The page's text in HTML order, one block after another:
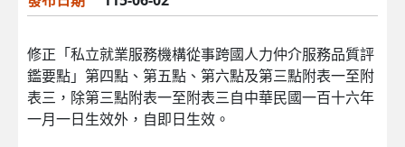
修正「私立就業服務機構從事跨國人力仲介服務品質評
鑑要點」第四點、第五點、第六點及第三點附表一至附
表三，除第三點附表一至附表三自中華民國一百十六年
一月一日生效外，自即日生效。